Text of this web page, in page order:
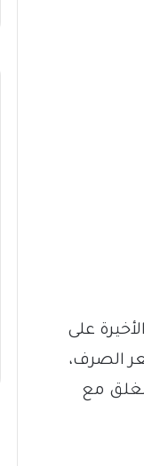
على
سعر الصرف،
مع